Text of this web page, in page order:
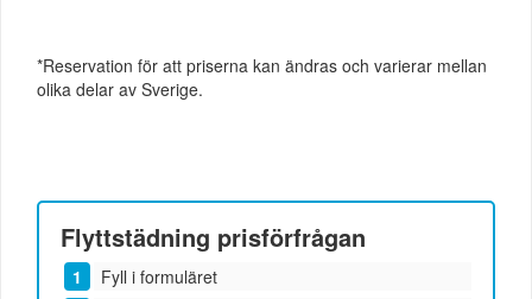
*Reservation för att priserna kan ändras och varierar mellan
olika delar av Sverige.
Flyttstädning prisförfrågan
Fyll i formuläret